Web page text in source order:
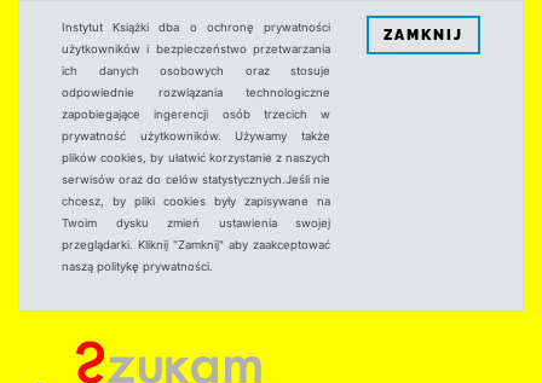
Instytut Książki dba o ochronę prywatności
użytkowników i bezpieczeństwo przetwarzania
ich danych osobowych oraz stosuje
odpowiednie rozwiązania technologiczne
zapobiegające ingerencji osób trzecich w
prywatność użytkowników. Używamy także
plików cookies, by ułatwić korzystanie z naszych
serwisów oraz do celów statystycznych.Jeśli nie
chcesz, by pliki cookies były zapisywane na
Twoim dysku zmień ustawienia swojej
przeglądarki. Kliknij "Zamknij" aby zaakceptować
naszą politykę prywatności.
ZAMKNIJ